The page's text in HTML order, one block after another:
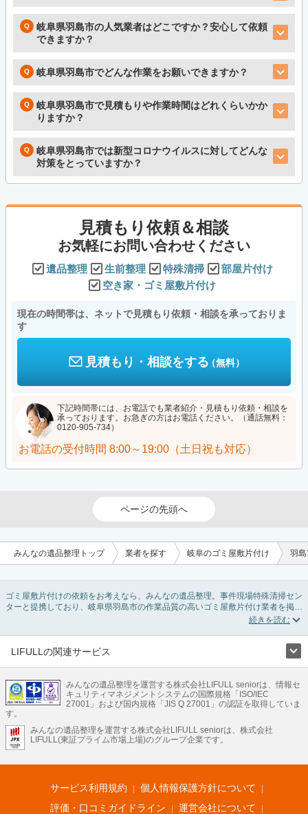
岐阜県羽島市の人気業者はどこですか？安心して依頼
できますか？
岐阜県羽島市でどんな作業をお願いできますか？
岐阜県羽島市で見積もりや作業時間はどれくらいかか
りますか？
岐阜県羽島市では新型コロナウイルスに対してどんな
対策をとっていますか？
見積もり依頼＆相談
お気軽にお問い合わせください
遺品整理 生前整理 特殊清掃
部屋片付け
空き家・ゴミ屋敷片付け
現在の時間帯は、ネットで見積もり依頼・相談を承っておりま
す
見積もり・相談をする（無料）
下記時間帯には、お電話でも業者紹介・見積もり依頼・相談を
承っております。お急ぎの方はお電話ください。（通話無料：
0120-905-734）
お電話の受付時間 8:00～19:00（土日祝も対応）
ページの先頭へ
みんなの遺品整理トップ 業者を探す 岐阜のゴミ屋敷片付け 羽
ゴミ屋敷片付けの依頼をお考えなら、みんなの遺品整理。事件現場特殊清掃セン
ターと提携しており、岐阜県羽島市の作業品質の高いゴミ屋敷片付け業者を掲載
しています。汚部屋の片付けに伴う不用品の処分・回収・引き取りから、外虫の
条件を利用し検索してみましょう。ゴミ屋敷になってしまう方は高齢で体力的に
掃除するのが難しい、認知症やセルフネグレクトになってしまう、精神的なスト
またお役立ち情報も豊富なので、部屋を埋めつくす大量のゴミを自力で片付ける
方法についてもチェックしてみてください。
LIFULLの関連サービス
不動産・住宅
引越し 老人ホーム 地方創生
ママの就労支援
不動産クラウドファンディング 遺品整理 老後の暮らし情報
LIFULL HOME'Sのサービス
不動産・住宅
不動産査定 マンション専門売却査定 不動産投資 アドバイザー
不動産アーカイブ
空き家バンク 家賃相場 不動産会社
不動産用語集 住まいのお役立ち情報
LIFULL HOME'S PRESS
不動産転職
みんなの遺品整理を運営する株式会社LIFULL seniorは、情報セ
キュリティマネジメントシステムの国際規格「ISO/IEC
27001」および国内規格「JIS Q 27001」の認証を取得していま
す。
みんなの遺品整理を運営する株式会社LIFULL seniorは、株式会社
LIFULL(東証プライム市場上場)のグループ企業です。
サービス利用規約
個人情報保護方針について
評価・口コミガイドライン
運営会社について